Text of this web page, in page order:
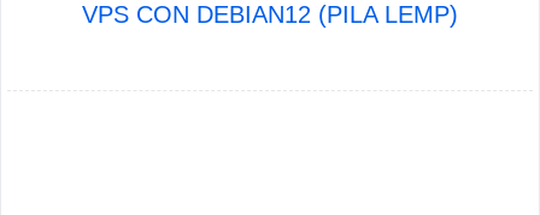
VPS CON DEBIAN12 (PILA LEMP)